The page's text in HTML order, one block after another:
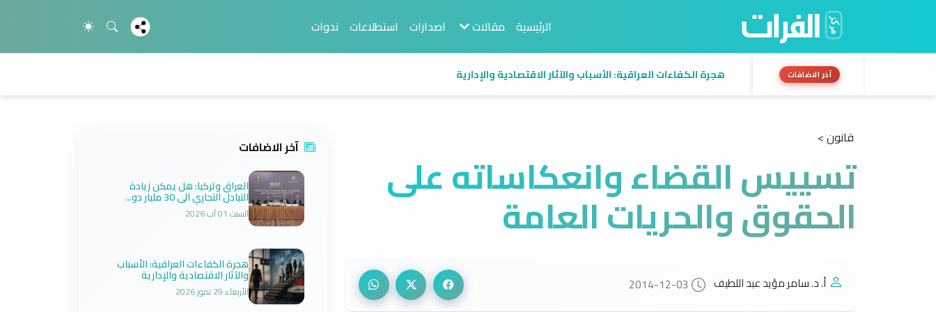
الرئيسية مقالات اصدارات استطلاعات ندوات
آخر الاضافات هجرة الكفاءات العراقية: الأسباب والآثار الاقتصادية والإدارية
قانون >
تسييس القضاء وانعكاساته على
الحقوق والحريات العامة
أ. د. سامر مؤيد عبد اللطيف 2014-12-03
آخر الاضافات
العراق وتركيا: هل يمكن زيادة
التبادل التجاري الى 30 مليار دو...
السبت 01 آب 2026
هجرة الكفاءات العراقية: الأسباب
والآثار الاقتصادية والإدارية
الأربعاء 29 تموز 2026